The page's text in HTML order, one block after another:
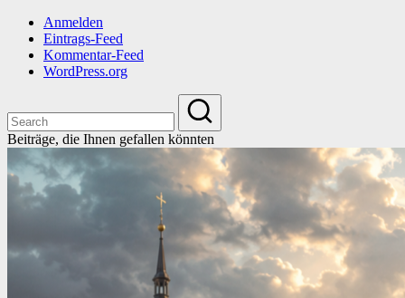
Anmelden
Eintrags-Feed
Kommentar-Feed
WordPress.org
Beiträge, die Ihnen gefallen könnten